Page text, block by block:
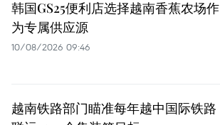
韩国GS25便利店选择越南香蕉农场作
为专属供应源
10/08/2026 09:46
越南铁路部门瞄准每年越中国际铁路